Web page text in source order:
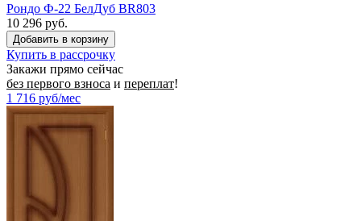
Рондо Ф-22 БелДуб BR803
10 296 руб.
Купить в рассрочку
Закажи прямо сейчас
без первого взноса и переплат!
1 716 руб/мес